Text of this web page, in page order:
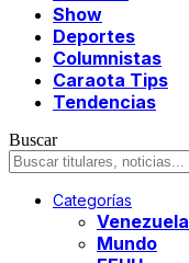
Show
Deportes
Columnistas
Caraota Tips
Tendencias
Buscar
Categorías
Venezuela
Mundo